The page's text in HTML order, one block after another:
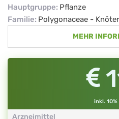
Hauptgruppe: Pflanze
Familie: Polygonaceae -
MEHR
inkl. 10%
Arzneimittel